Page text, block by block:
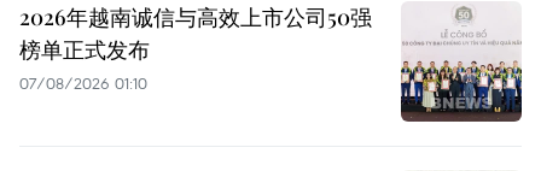
2026年越南诚信与高效上市公司50强
榜单正式发布
07/08/2026 01:10